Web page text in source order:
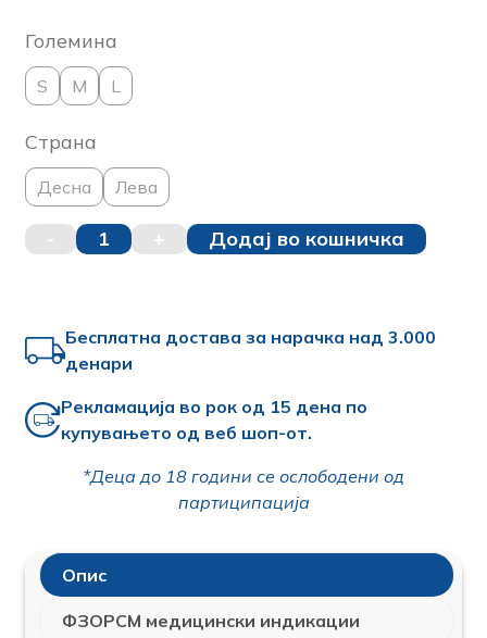
Големина
S M L
Страна
Десна Лева
- 1 + Додај во кошничка
Бесплатна достава за нарачка над 3.000
денари
Рекламација во рок од 15 дена по
купувањето од веб шоп-от.
*Деца до 18 години се ослободени од
партиципација
Опис
ФЗОРСМ медицински индикации